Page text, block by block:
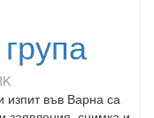
изпит във Варна са